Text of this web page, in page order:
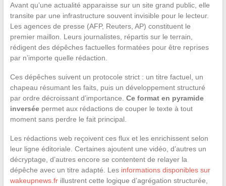
Avant qu’une actualité apparaisse sur un site grand public, elle
transite par une infrastructure souvent invisible pour le lecteur.
Les agences de presse (AFP, Reuters, AP) constituent le
premier maillon. Leurs journalistes, répartis sur le terrain,
rédigent des dépêches factuelles formatées pour être reprises
par n’importe quelle rédaction.
Ces dépêches suivent un protocole strict : un titre factuel, un
chapeau résumant les faits, puis un développement structuré
par ordre décroissant d’importance. Ce format en pyramide
inverséepermet aux rédactions de couper le texte à tout
moment sans perdre le fait principal.
Les rédactions web reçoivent ces flux et les enrichissent selon
leur ligne éditoriale. Certaines ajoutent une vidéo, d’autres un
décryptage, d’autres encore se contentent de relayer la
dépêche avec un titre adapté. Les informations disponibles sur
wakeupnews.frillustrent cette logique d’agrégation structurée,